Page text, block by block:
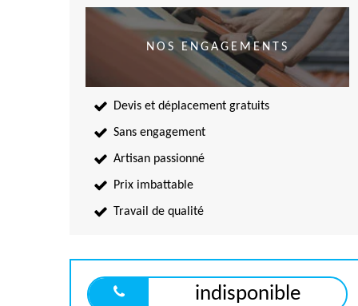
NOS ENGAGEMENTS
Devis et déplacement gratuits
Sans engagement
Artisan passionné
Prix imbattable
Travail de qualité
indisponible